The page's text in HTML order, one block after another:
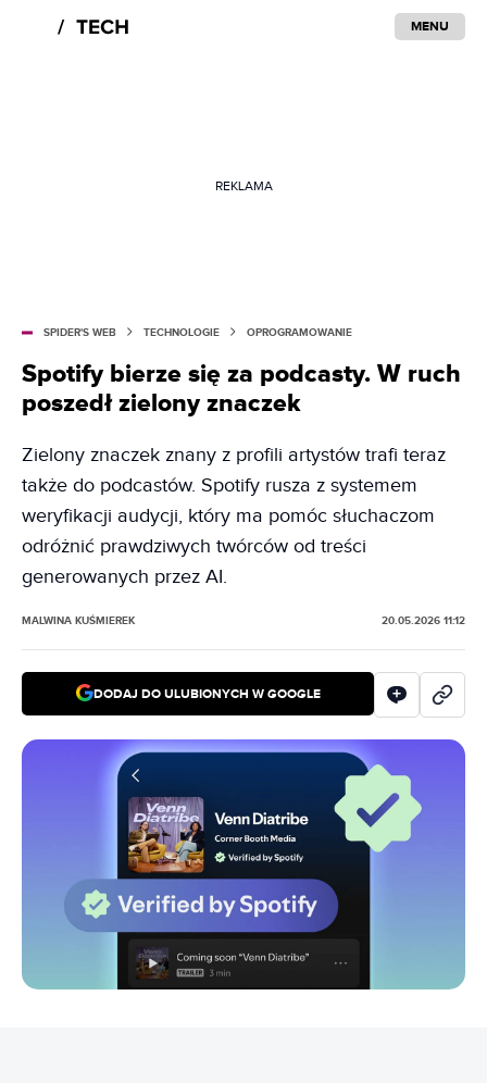
MENU
REKLAMA
SPIDER'S WEB TECHNOLOGIE OPROGRAMOWANIE
Spotify bierze się za podcasty. W ruch
poszedł zielony znaczek
Zielony znaczek znany z profili artystów trafi teraz
także do podcastów. Spotify rusza z systemem
weryfikacji audycji, który ma pomóc słuchaczom
odróżnić prawdziwych twórców od treści
generowanych przez AI.
MALWINA KUŚMIEREK 20.05.2026 11:12
DODAJ DO ULUBIONYCH W GOOGLE